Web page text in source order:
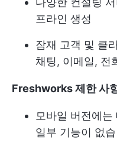
프라인 생성
잠재 고객 및 클
채팅, 이메일, 전
Freshworks 제한 사
모바일 버전에는
일부 기능이 없